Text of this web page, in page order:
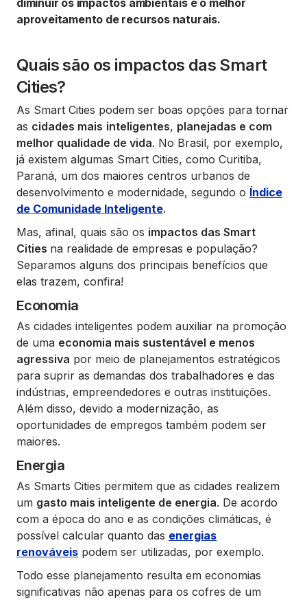
aproveitamento de recursos naturais.
Quais são os impactos das Smart
Cities?
As Smart Cities podem ser boas opções para tornar
as cidades mais inteligentes, planejadas e com
melhor qualidade de vida. No Brasil, por exemplo,
já existem algumas Smart Cities, como Curitiba,
Paraná, um dos maiores centros urbanos de
desenvolvimento e modernidade, segundo o Índice
de Comunidade Inteligente.
Mas, afinal, quais são os impactos das Smart
Cities na realidade de empresas e população?
Separamos alguns dos principais benefícios que
elas trazem, confira!
Economia
As cidades inteligentes podem auxiliar na promoção
de uma economia mais sustentável e menos
agressiva por meio de planejamentos estratégicos
para suprir as demandas dos trabalhadores e das
indústrias, empreendedores e outras instituições.
Além disso, devido a modernização, as
oportunidades de empregos também podem ser
maiores.
Energia
As Smarts Cities permitem que as cidades realizem
um gasto mais inteligente de energia. De acordo
com a época do ano e as condições climáticas, é
possível calcular quanto das energias
renováveis podem ser utilizadas, por exemplo.
Todo esse planejamento resulta em economias
significativas não apenas para os cofres de um